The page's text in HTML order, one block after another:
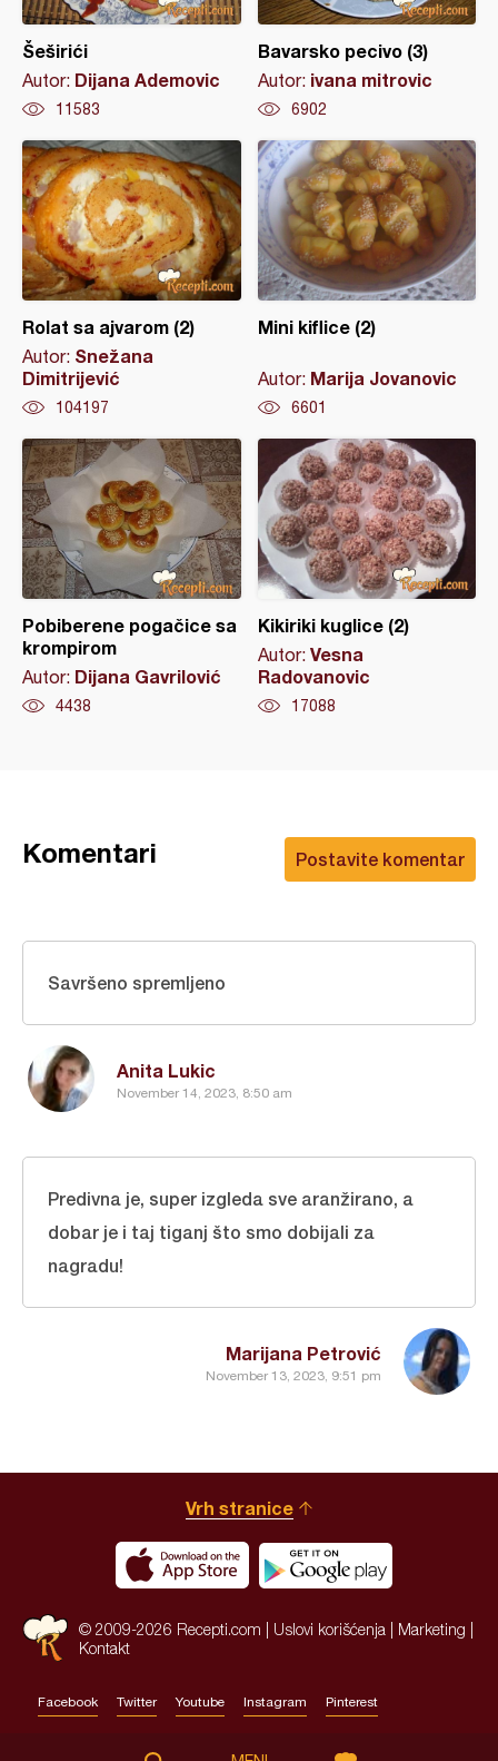
Šeširići
Autor: Dijana Ademovic
11583
Bavarsko pecivo (3)
Autor: ivana mitrovic
6902
Rolat sa ajvarom (2)
Autor: Snežana
Dimitrijević
104197
Mini kiflice (2)
Autor: Marija Jovanovic
6601
Pobiberene pogačice sa
krompirom
Autor: Dijana Gavrilović
4438
Kikiriki kuglice (2)
Autor: Vesna
Radovanovic
17088
Postavite komentar
Komentari
Anita Lukic
November 14, 2023, 8:50 am
Savršeno spremljeno
Marijana Petrović
November 13, 2023, 9:51 pm
Predivna je, super izgleda sve aranžirano, a
dobar je i taj tiganj što smo dobijali za
nagradu!
Vrh stranice
© 2009-2026 Recepti.com | Uslovi korišćenja Marketing
Kontakt
Facebook Twitter Youtube Instagram Pinterest